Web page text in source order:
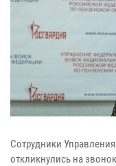
Сотрудники
откликнулись на